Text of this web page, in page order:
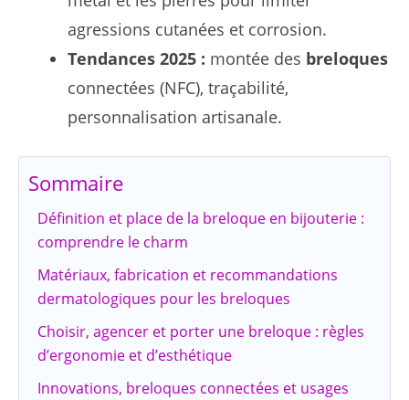
agressions cutanées et corrosion.
Tendances 2025 : montée des breloques
connectées (NFC), traçabilité,
personnalisation artisanale.
Sommaire
Définition et place de la breloque en bijouterie :
comprendre le charm
Matériaux, fabrication et recommandations
dermatologiques pour les breloques
Choisir, agencer et porter une breloque : règles
d’ergonomie et d’esthétique
Innovations, breloques connectées et usages